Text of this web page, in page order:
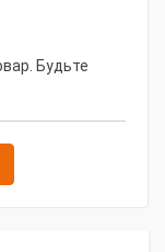
Будьте